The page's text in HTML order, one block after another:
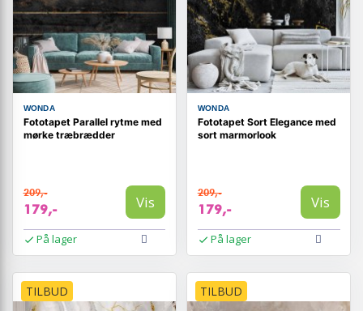
WONDA
Fototapet Parallel rytme med
mørke træbrædder
209,-
179,- Vis
På lager
WONDA
Fototapet Sort Elegance med
sort marmorlook
209,-
179,- Vis
På lager
TILBUD TILBUD